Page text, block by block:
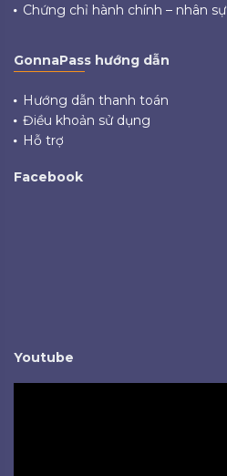
Chứng chỉ hành chính – nhân sự
GonnaPass hướng dẫn
Hướng dẫn thanh toán
Điều khoản sử dụng
Hỗ trợ
Facebook
Youtube